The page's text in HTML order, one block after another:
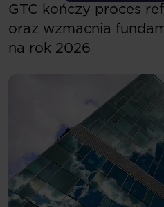
GTC kończy proces
oraz wzmacnia
na rok 2026